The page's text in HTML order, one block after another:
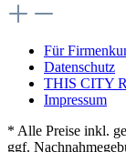
Für
Datenschutz
THIS CITY
Impressum
* Alle Preise inkl.
ggf.